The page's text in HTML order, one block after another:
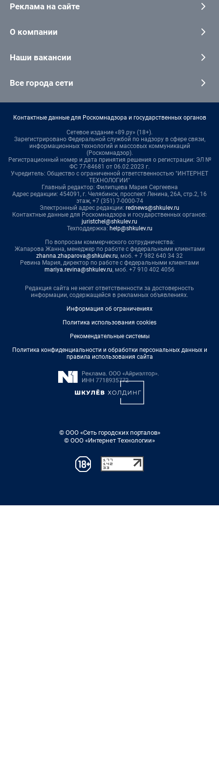
Реклама на сайте
О компании
Наши вакансии
Все города сети
Контактные данные для Роскомнадзора и государственных органов
Сетевое издание «89.ру» (18+).
Зарегистрировано Федеральной службой по надзору в сфере связи,
информационных технологий и массовых коммуникаций
(Роскомнадзор).
Регистрационный номер и дата принятия решения о регистрации: ЭЛ №
ФС 77-84681 от 06.02.2023 г.
Учредитель: Общество с ограниченной ответственностью "ИНТЕРНЕТ
ТЕХНОЛОГИИ"
Главный редактор: Филипцева Мария Сергеевна
Адрес редакции: 454091, г. Челябинск, проспект Ленина, 26А, стр.2, 16
этаж, +7 (351) 7-0000-74
Электронный адрес редакции: rednews@shkulev.ru
Контактные данные для Роскомнадзора и государственных органов:
juristchel@shkulev.ru
Техподдержка: help@shkulev.ru
По вопросам коммерческого сотрудничества:
Жапарова Жанна, менеджер по работе с федеральными клиентами
zhanna.zhaparova@shkulev.ru, моб. + 7 982 640 34 32
Ревина Мария, директор по работе с федеральными клиентами
mariya.revina@shkulev.ru, моб. +7 910 402 4056
Редакция сайта не несет ответственности за достоверность
информации, содержащейся в рекламных объявлениях.
Информация об ограничениях
Политика использования cookies
Рекомендательные системы
Политика конфиденциальности и обработки персональных данных и
правила использования сайта
© ООО «Сеть городских порталов»
© ООО «Интернет Технологии»